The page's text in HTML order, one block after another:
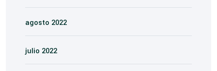
agosto 2022
julio 2022